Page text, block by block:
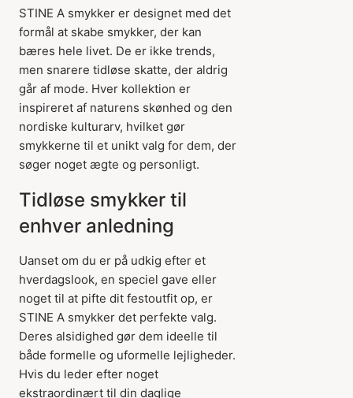
STINE A smykker er designet med det
formål at skabe smykker, der kan
bæres hele livet. De er ikke trends,
men snarere tidløse skatte, der aldrig
går af mode. Hver kollektion er
inspireret af naturens skønhed og den
nordiske kulturarv, hvilket gør
smykkerne til et unikt valg for dem, der
søger noget ægte og personligt.
Tidløse smykker til
enhver anledning
Uanset om du er på udkig efter et
hverdagslook, en speciel gave eller
noget til at pifte dit festoutfit op, er
STINE A smykker det perfekte valg.
Deres alsidighed gør dem ideelle til
både formelle og uformelle lejligheder.
Hvis du leder efter noget
ekstraordinært til din daglige